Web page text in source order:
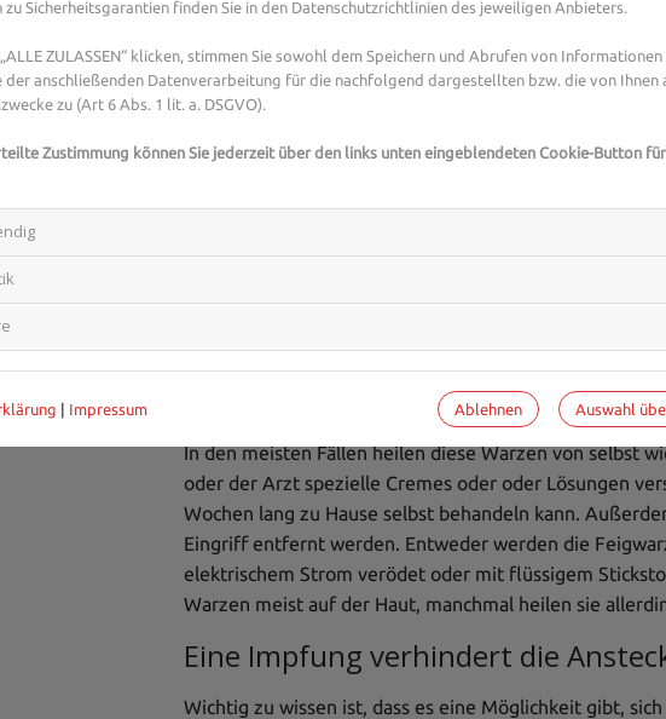
Bereiche außerhalb des Penis und der Scheide
Geschlechtspartner das Risiko, sich mit Feigwarzen
sich mit diesen HP-Viren ansteckt, entwickelt
trotzdem.
Kleine, flache Knötchen die
Die Viren befallen die äußeren Geschlechtsorgane.
eher kleine, flache Knötchen, die einzeln oder in
auftreten. Manche Warzen hängen an kleinen Stielen
Haut, manche sind etwas dunkler gefärbt. Weh tun
Geschlechtsverkehr, aber sie können jucken und sich
werden können sie beim Gynäkologen oder beim
Behandlung mit Cremes oder
In den meisten Fällen heilen diese Warzen von selbst
oder der Arzt spezielle Cremes oder oder Lösungen
Wochen lang zu Hause selbst behandeln kann.
Eingriff entfernt werden. Entweder werden die
elektrischem Strom verödet oder mit flüssigem
Warzen meist auf der Haut, manchmal heilen sie
Eine Impfung verhindert die
Wichtig zu wissen ist, dass es eine Möglichkeit gibt,
Sicherheitsgarantien finden Sie in den Datenschutzrichtlinien des jeweiligen Anbieters.
ZULASSEN“ klicken, stimmen Sie sowohl dem Speichern und Abrufen von
der anschließenden Datenverarbeitung für die nachfolgend dargestellten bzw. die von Ihnen
zu (Art 6 Abs. 1 lit. a. DSGVO).
Zustimmung können Sie jederzeit über den links unten eingeblendeten Cookie-Button
| Impressum Ablehnen Auswahl